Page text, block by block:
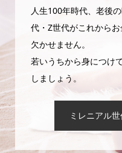
人生100年時代、老後
代・Z世代がこれから
欠かせません。
若いうちから身につけ
しましょう。
ミレニアル